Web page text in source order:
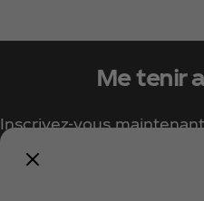
Me tenir
Inscrivez-vous
tout l'univers Coca‑Cola !